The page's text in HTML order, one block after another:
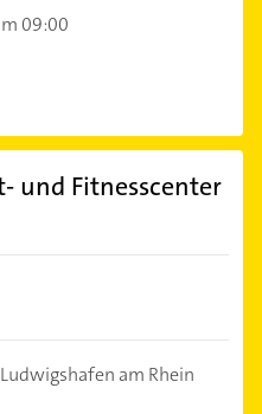
09:00
und Fitnesscenter
am Rhein